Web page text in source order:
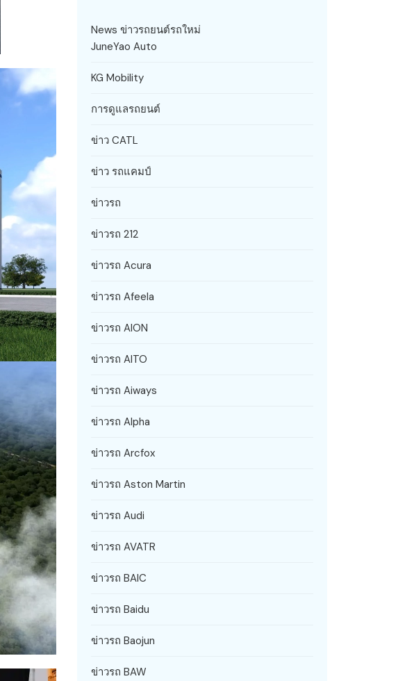
News ข่าวรถยนต์รถใหม่
JuneYao Auto
KG Mobility
การดูแลรถยนต์
ข่าว CATL
ข่าว รถแคมป์
ข่าวรถ
ข่าวรถ 212
ข่าวรถ Acura
ข่าวรถ Afeela
ข่าวรถ AION
ข่าวรถ AITO
ข่าวรถ Aiways
ข่าวรถ Alpha
ข่าวรถ Arcfox
ข่าวรถ Aston Martin
ข่าวรถ Audi
ข่าวรถ AVATR
ข่าวรถ BAIC
ข่าวรถ Baidu
ข่าวรถ Baojun
ข่าวรถ BAW